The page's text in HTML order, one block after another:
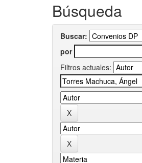
Búsqueda
Buscar:
por
Filtros actuales: